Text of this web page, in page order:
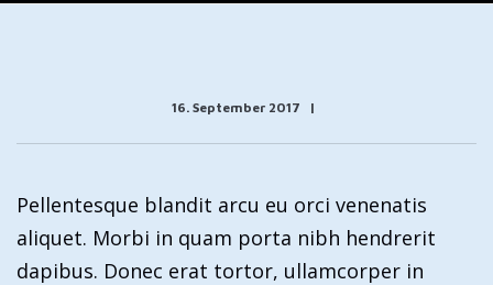
16. September 2017
Pellentesque blandit arcu eu orci venenatis
aliquet. Morbi in quam porta nibh hendrerit
dapibus. Donec erat tortor, ullamcorper in